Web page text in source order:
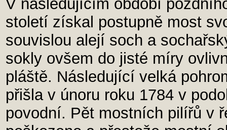
V následujícím období
století získal postupně most
souvislou alejí soch a
sokly ovšem do jisté míry
pláště. Následující velká
přišla v únoru roku 1784 v
povodní. Pět mostních pilířů v